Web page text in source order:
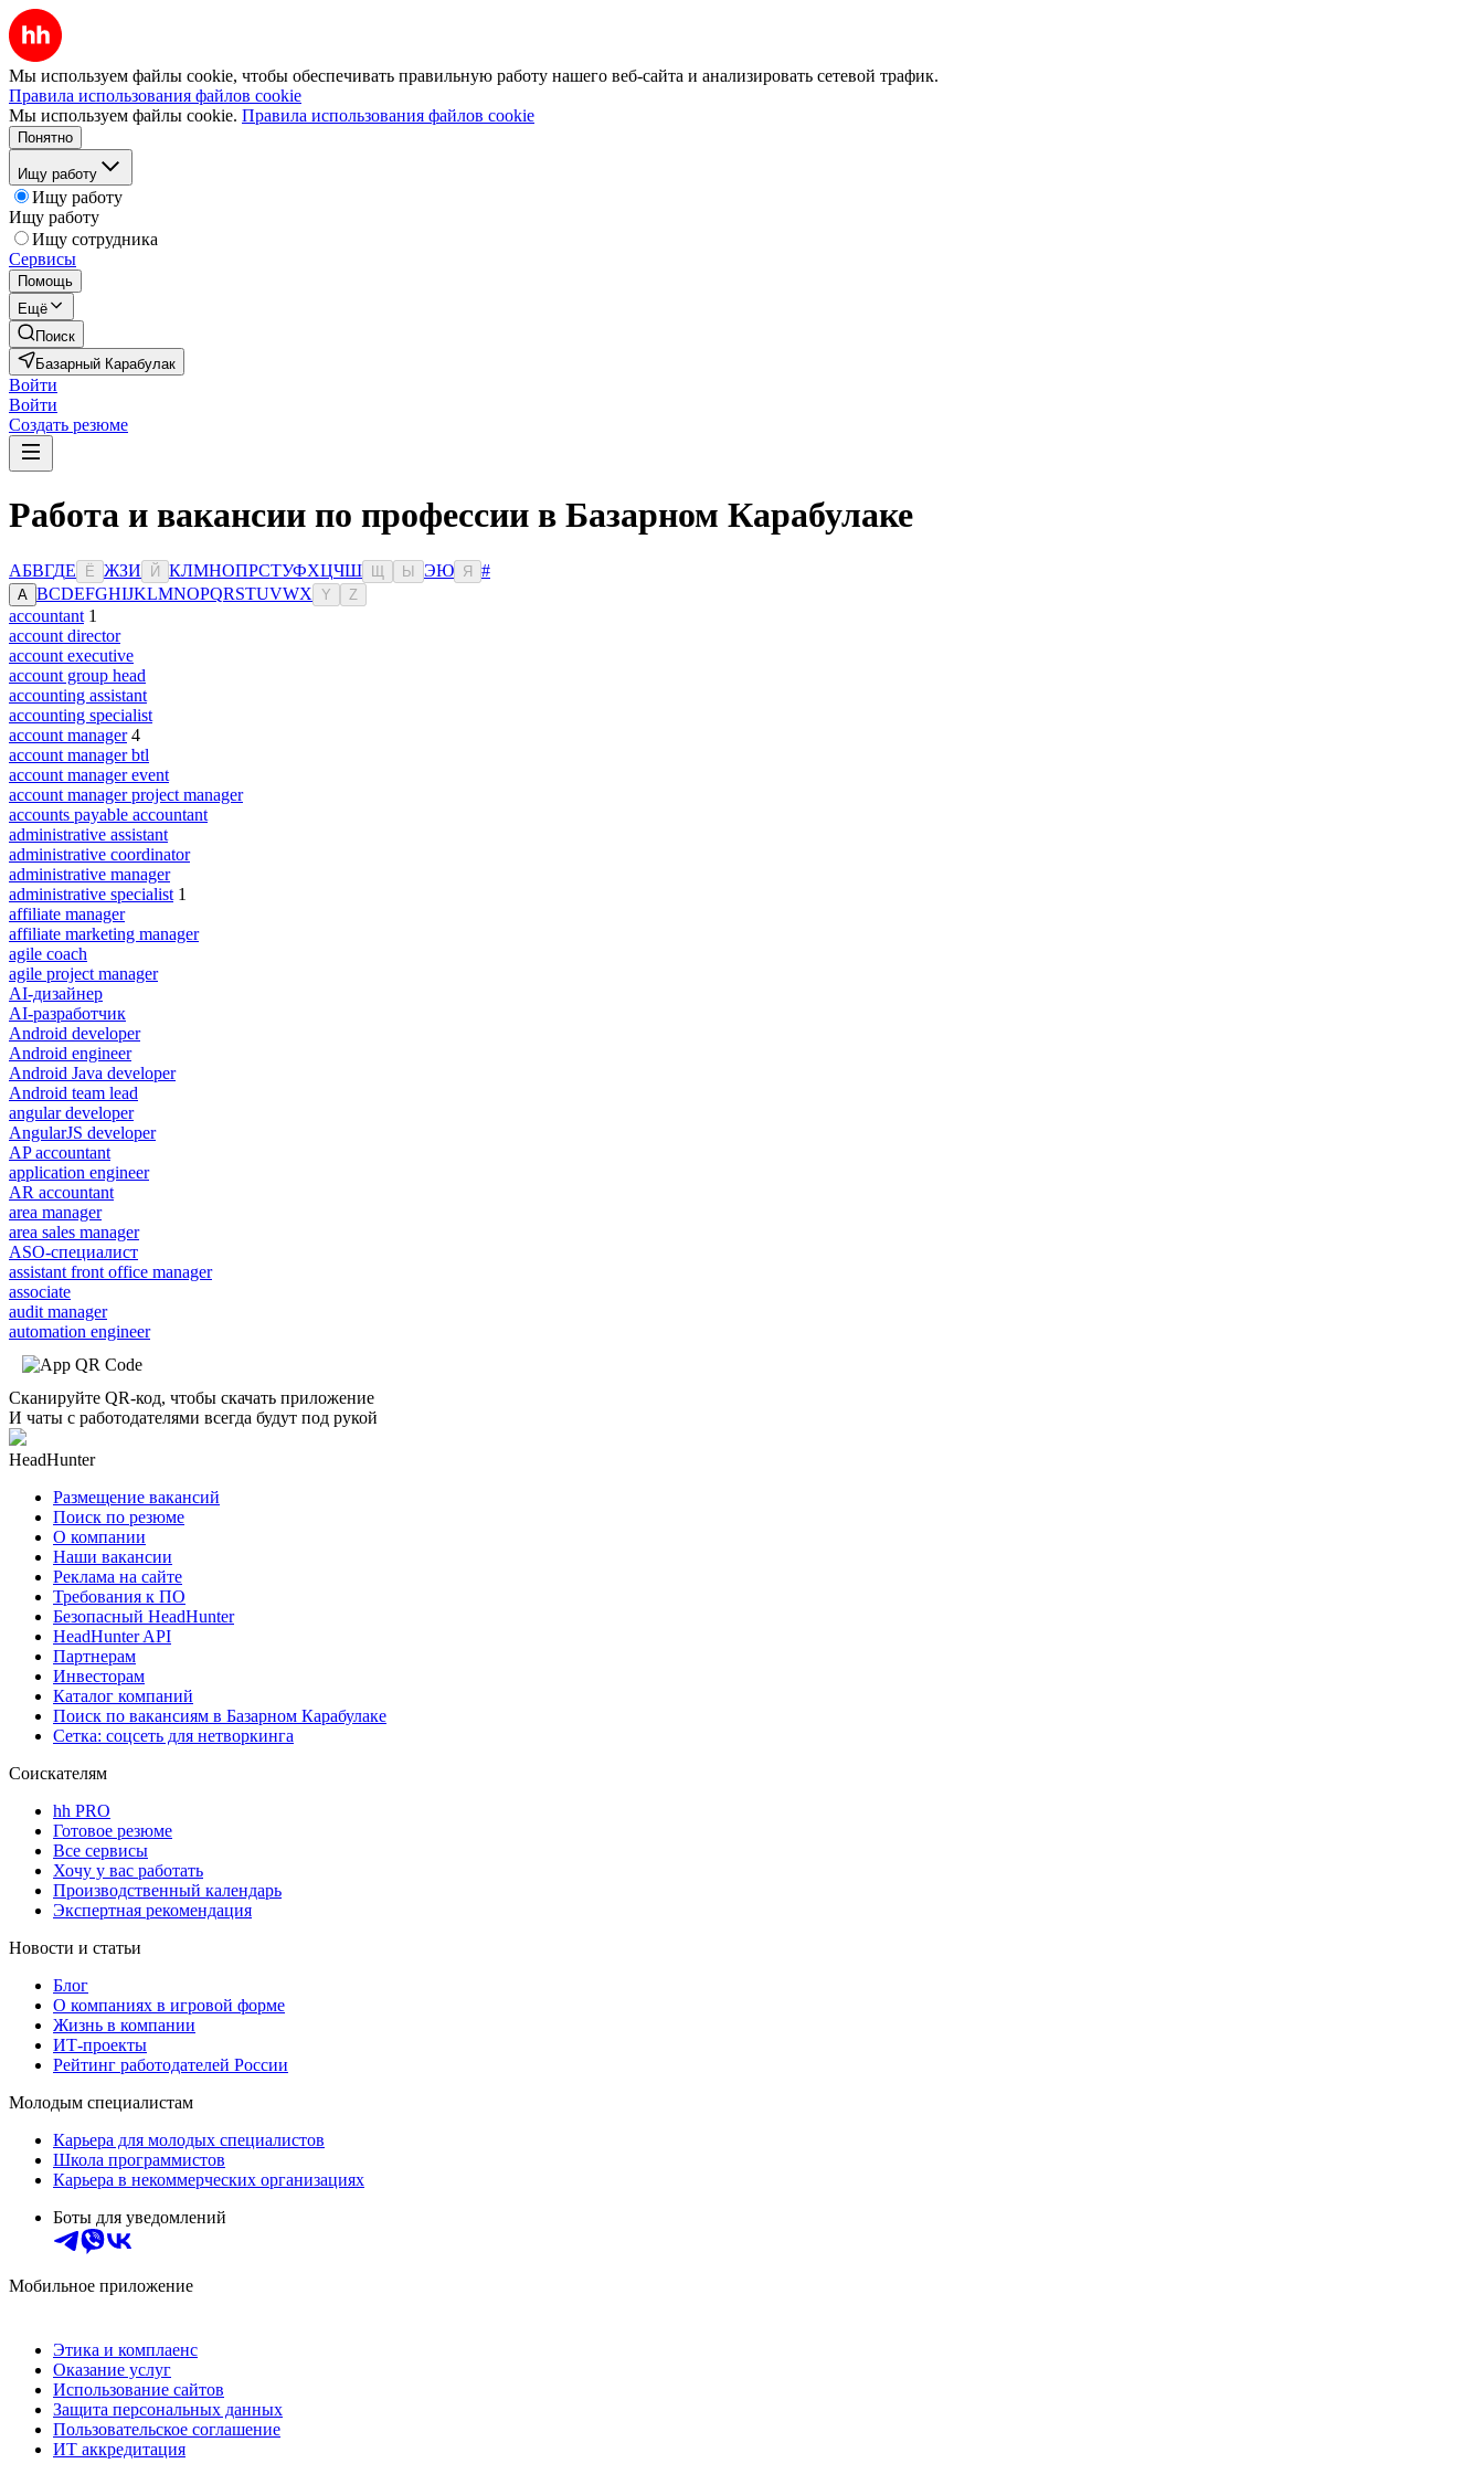
Мы используем файлы cookie, чтобы обеспечивать правильную работу нашего веб-сайта и анализировать сетевой трафик.
Правила использования файлов cookie
Мы используем файлы cookie. Правила использования файлов cookie
Понятно
Ищу работу
Ищу работу
Ищу работу
Ищу сотрудника
Сервисы
Помощь
Ещё
Поиск
Базарный Карабулак
Войти
Войти
Создать резюме
Работа и вакансии по профессии в Базарном Карабулаке
АБВГДЕ Ё ЖЗИ Й КЛМНОПРСТУФХЦЧШ Ы ЭЮ Я #
A BCDEFGHIJKLMNOPQRSTUVWX Y Z
accountant 1
account director
account executive
account group head
accounting assistant
accounting specialist
account manager 4
account manager btl
account manager event
account manager project manager
accounts payable accountant
administrative assistant
administrative coordinator
administrative manager
administrative specialist 1
affiliate manager
affiliate marketing manager
agile coach
agile project manager
AI-дизайнер
AI-разработчик
Android developer
Android engineer
Android Java developer
Android team lead
angular developer
AngularJS developer
AP accountant
application engineer
AR accountant
area manager
area sales manager
ASO-специалист
assistant front office manager
associate
audit manager
automation engineer
Сканируйте QR-код, чтобы скачать приложение
И чаты с работодателями всегда будут под рукой
HeadHunter
Размещение вакансий
Поиск по резюме
О компании
Наши вакансии
Реклама на сайте
Требования к ПО
Безопасный HeadHunter
HeadHunter API
Партнерам
Инвесторам
Каталог компаний
Поиск по вакансиям в Базарном Карабулаке
Сетка: соцсеть для нетворкинга
Соискателям
hh PRO
Готовое резюме
Все сервисы
Хочу у вас работать
Производственный календарь
Экспертная рекомендация
Новости и статьи
Блог
О компаниях в игровой форме
Жизнь в компании
ИТ-проекты
Рейтинг работодателей России
Молодым специалистам
Карьера для молодых специалистов
Школа программистов
Карьера в некоммерческих организациях
Боты для уведомлений
Мобильное приложение
Этика и комплаенс
Оказание услуг
Использование сайтов
Защита персональных данных
Пользовательское соглашение
ИТ аккредитация